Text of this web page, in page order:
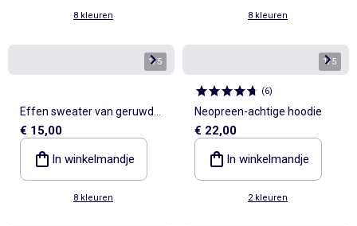
8 kleuren 8 kleuren
1/5
Effen sweater van geruwde
molton
€ 15,00
In winkelmandje
8 kleuren
1/5
(6)
Neopreen-achtige hoodie
€ 22,00
In winkelmandje
2 kleuren